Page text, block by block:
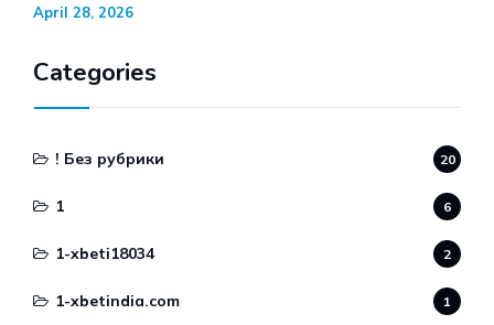
April 28, 2026
Categories
! Без рубрики 20
1 6
1-xbeti18034 2
1-xbetindia.com 1